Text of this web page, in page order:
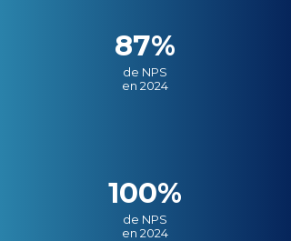
87%
de NPS
en 2024
100%
de NPS
en 2024